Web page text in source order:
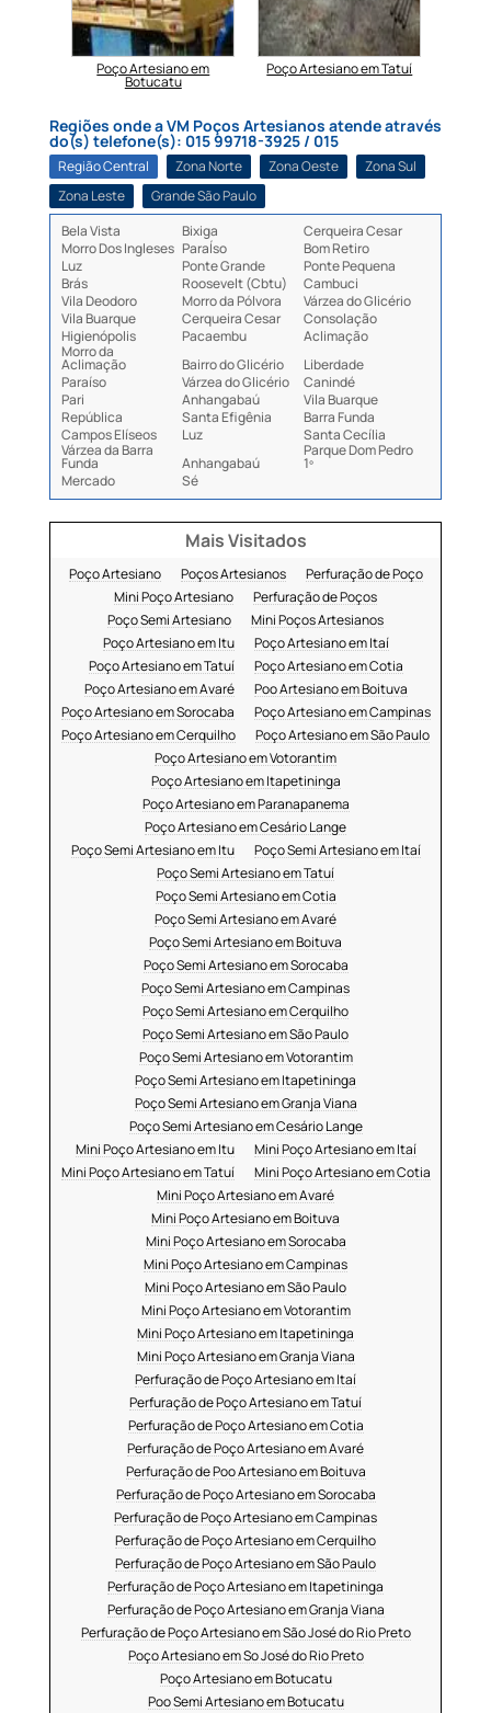
Poço Artesiano em
Botucatu
Poço Artesiano em Tatuí
Regiões onde a VM Poços Artesianos atende através
do(s) telefone(s): 015 99718-3925 / 015
Região Central Zona Norte Zona Oeste
Zona Sul
Zona Leste
Grande São Paulo
Bela Vista
Bixiga
Cerqueira Cesar
Morro Dos Ingleses ParaÍso
Bom Retiro
Luz
Ponte Grande
Ponte Pequena
Brás
Roosevelt (Cbtu)
Cambuci
Vila Deodoro
Morro da Pólvora
Várzea do Glicério
Vila Buarque
Cerqueira Cesar
Consolação
Higienópolis
Pacaembu
Aclimação
Morro da
Aclimação Bairro do Glicério
Liberdade
Paraíso
Várzea do Glicério
Canindé
Pari
Anhangabaú
Vila Buarque
República
Santa Efigênia
Barra Funda
Campos Elíseos
Luz
Santa Cecília
Várzea da Barra
Funda Anhangabaú
Parque Dom Pedro
1º
Mercado
Sé
Mais Visitados
Poço Artesiano Poços Artesianos
Perfuração de Poço
Mini Poço Artesiano
Perfuração de Poços
Poço Semi Artesiano
Mini Poços Artesianos
Poço Artesiano em Itu
Poço Artesiano em Itaí
Poço Artesiano em Tatuí
Poço Artesiano em Cotia
Poço Artesiano em Avaré
Poo Artesiano em Boituva
Poço Artesiano em Sorocaba
Poço Artesiano em Campinas
Poço Artesiano em Cerquilho
Poço Artesiano em São Paulo
Poço Artesiano em Votorantim
Poço Artesiano em Itapetininga
Poço Artesiano em Paranapanema
Poço Artesiano em Cesário Lange
Poço Semi Artesiano em Itu
Poço Semi Artesiano em Itaí
Poço Semi Artesiano em Tatuí
Poço Semi Artesiano em Cotia
Poço Semi Artesiano em Avaré
Poço Semi Artesiano em Boituva
Poço Semi Artesiano em Sorocaba
Poço Semi Artesiano em Campinas
Poço Semi Artesiano em Cerquilho
Poço Semi Artesiano em São Paulo
Poço Semi Artesiano em Votorantim
Poço Semi Artesiano em Itapetininga
Poço Semi Artesiano em Granja Viana
Poço Semi Artesiano em Cesário Lange
Mini Poço Artesiano em Itu
Mini Poço Artesiano em Itaí
Mini Poço Artesiano em Tatuí
Mini Poço Artesiano em Cotia
Mini Poço Artesiano em Avaré
Mini Poço Artesiano em Boituva
Mini Poço Artesiano em Sorocaba
Mini Poço Artesiano em Campinas
Mini Poço Artesiano em São Paulo
Mini Poço Artesiano em Votorantim
Mini Poço Artesiano em Itapetininga
Mini Poço Artesiano em Granja Viana
Perfuração de Poço Artesiano em Itaí
Perfuração de Poço Artesiano em Tatuí
Perfuração de Poço Artesiano em Cotia
Perfuração de Poço Artesiano em Avaré
Perfuração de Poo Artesiano em Boituva
Perfuração de Poço Artesiano em Sorocaba
Perfuração de Poço Artesiano em Campinas
Perfuração de Poço Artesiano em Cerquilho
Perfuração de Poço Artesiano em São Paulo
Perfuração de Poço Artesiano em Itapetininga
Perfuração de Poço Artesiano em Granja Viana
Perfuração de Poço Artesiano em São José do Rio Preto
Poço Artesiano em So José do Rio Preto
Poço Artesiano em Botucatu
Poo Semi Artesiano em Botucatu